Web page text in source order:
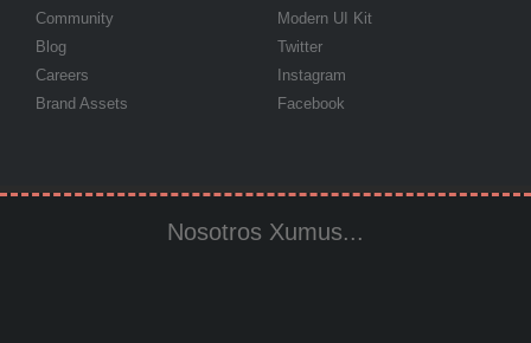
Community
Blog
Careers
Brand Assets
Modern UI Kit
Twitter
Instagram
Facebook
Nosotros Xumus...